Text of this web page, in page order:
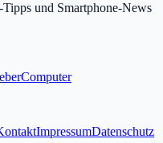
und Smartphone-News
Computer
ImpressumDatenschutz